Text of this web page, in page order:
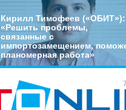
Кирилл Тимофеев («ОБИТ»):
«Решить проблемы,
связанные с
импортозамещением,
планомерная работа»